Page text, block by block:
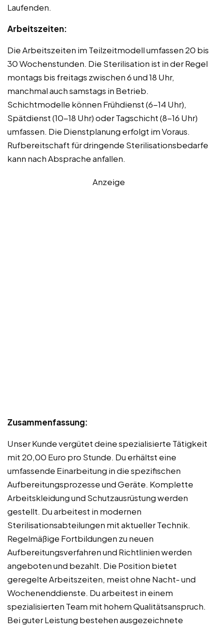
Laufenden.
Arbeitszeiten:
Die Arbeitszeiten im Teilzeitmodell umfassen 20 bis
30 Wochenstunden. Die Sterilisation ist in der Regel
montags bis freitags zwischen 6 und 18 Uhr,
manchmal auch samstags in Betrieb.
Schichtmodelle können Frühdienst (6-14 Uhr),
Spätdienst (10-18 Uhr) oder Tagschicht (8-16 Uhr)
umfassen. Die Dienstplanung erfolgt im Voraus.
Rufbereitschaft für dringende Sterilisationsbedarfe
kann nach Absprache anfallen.
Anzeige
Zusammenfassung:
Unser Kunde vergütet deine spezialisierte Tätigkeit
mit 20,00 Euro pro Stunde. Du erhältst eine
umfassende Einarbeitung in die spezifischen
Aufbereitungsprozesse und Geräte. Komplette
Arbeitskleidung und Schutzausrüstung werden
gestellt. Du arbeitest in modernen
Sterilisationsabteilungen mit aktueller Technik.
Regelmäßige Fortbildungen zu neuen
Aufbereitungsverfahren und Richtlinien werden
angeboten und bezahlt. Die Position bietet
geregelte Arbeitszeiten, meist ohne Nacht- und
Wochenenddienste. Du arbeitest in einem
spezialisierten Team mit hohem Qualitätsanspruch.
Bei guter Leistung bestehen ausgezeichnete